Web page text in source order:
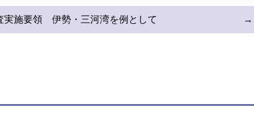
実施要領 伊勢・三河湾を例として